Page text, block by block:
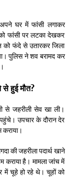
घर में फांसी लगाकर
फांसी पर लटका देखकर
को फंदे से उतारकर जिला
पुलिस ने शव बरामद कर
से हुई मौत?
से जहरीली सेव खा ली।
उपचार के दौरान देर
कराया।
की जहरीला पदार्थ खाने
कराया है। मामला जांच में
में चूहे हो रहे थे। चूहों को